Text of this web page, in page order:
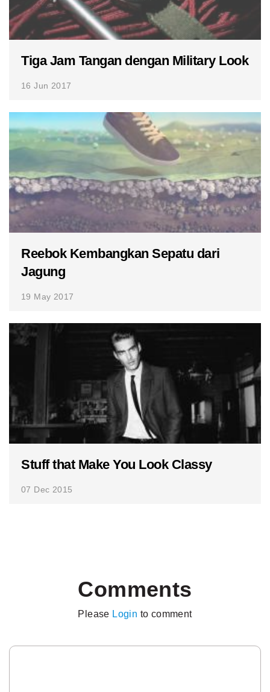
Tiga Jam Tangan dengan Military Look
16 Jun 2017
Reebok Kembangkan Sepatu dari
Jagung
19 May 2017
Stuff that Make You Look Classy
07 Dec 2015
Comments
Please Login to comment